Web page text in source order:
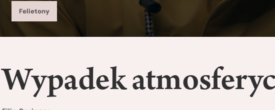
Felietony
Wypadek